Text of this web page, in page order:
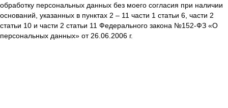
обработку персональных данных без моего согласия при наличии
оснований, указанных в пунктах 2 – 11 части 1 статьи 6, части 2
статьи 10 и части 2 статьи 11 Федерального закона №152-ФЗ «О
персональных данных» от 26.06.2006 г.